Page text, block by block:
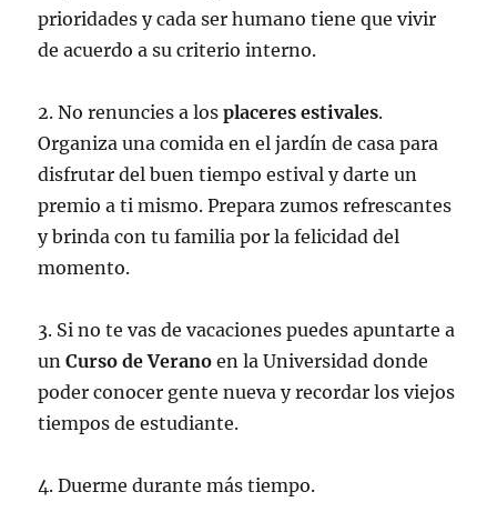
prioridades y cada ser humano tiene que vivir
de acuerdo a su criterio interno.
2. No renuncies a losplaceres estivales.
Organiza una comida en el jardín de casa para
disfrutar del buen tiempo estival y darte un
premio a ti mismo. Prepara zumos refrescantes
y brinda con tu familia por la felicidad del
momento.
3. Si no te vas de vacaciones puedes apuntarte a
unCurso de Verano en la Universidad donde
poder conocer gente nueva y recordar los viejos
tiempos de estudiante.
4. Duerme durante más tiempo.